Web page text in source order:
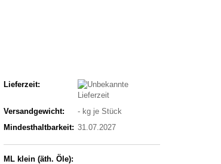
Lieferzeit:
Versandgewicht: -kg je Stück
Mindesthaltbarkeit: 31.07.2027
ML klein (äth. Öle):